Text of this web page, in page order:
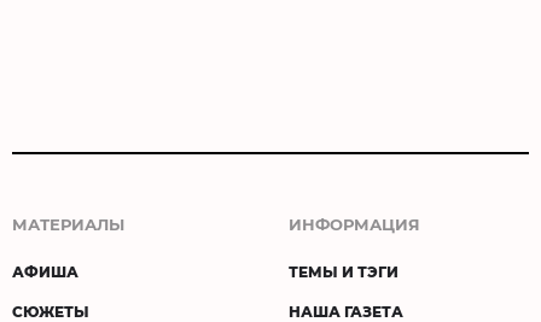
МАТЕРИАЛЫ
АФИША
СЮЖЕТЫ
ИНФОРМАЦИЯ
ТЕМЫ И ТЭГИ
НАША ГАЗЕТА